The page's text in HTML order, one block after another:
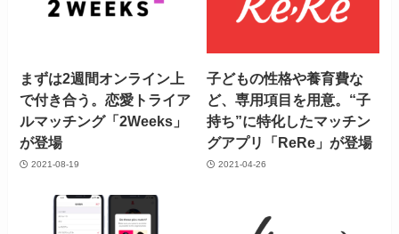
まずは2週間オンライン上
で付き合う。恋愛トライア
ルマッチング「2Weeks」
が登場
2021-08-19
子どもの性格や養育費な
ど、専用項目を用意。“子
持ち”に特化したマッチン
グアプリ「ReRe」が登場
2021-04-26